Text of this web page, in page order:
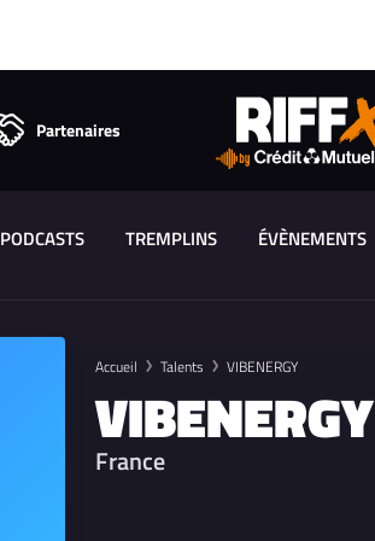
Partenaires
PODCASTS TREMPLINS ÉVÈNEMENTS
Accueil Talents VIBENERGY
VIBENERGY
France